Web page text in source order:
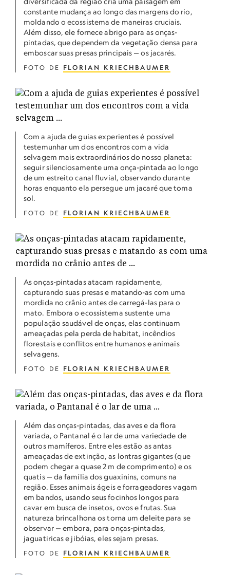
constante mudança ao longo das margens do rio,
moldando o ecossistema de maneiras cruciais.
Além disso, ele fornece abrigo para as onças-
pintadas, que dependem da vegetação densa para
emboscar suas presas principais — os jacarés.
FOTO DE FLORIAN KRIECHBAUMER
Com a ajuda de guias experientes é possível
testemunhar um dos encontros com a vida
selvagem mais extraordinários do nosso planeta:
seguir silenciosamente uma onça-pintada ao longo
de um estreito canal fluvial, observando durante
horas enquanto ela persegue um jacaré que toma
sol.
FOTO DE FLORIAN KRIECHBAUMER
As onças-pintadas atacam rapidamente,
capturando suas presas e matando-as com uma
mordida no crânio antes de carregá-las para o
mato. Embora o ecossistema sustente uma
população saudável de onças, elas continuam
ameaçadas pela perda de habitat, incêndios
florestais e conflitos entre humanos e animais
selvagens.
FOTO DE FLORIAN KRIECHBAUMER
Além das onças-pintadas, das aves e da flora
variada, o Pantanal é o lar de uma variedade de
outros mamíferos. Entre eles estão as antas
ameaçadas de extinção, as lontras gigantes (que
podem chegar a quase 2 m de comprimento) e os
quatis — da família dos guaxinins, comuns na
região. Esses animais ágeis e forrageadores vagam
em bandos, usando seus focinhos longos para
cavar em busca de insetos, ovos e frutas. Sua
natureza brincalhona os torna um deleite para se
observar — embora, para onças-pintadas,
jaguatiricas e jibóias, eles sejam presas.
FOTO DE FLORIAN KRIECHBAUMER